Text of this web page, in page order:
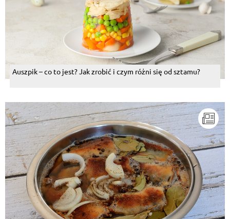
Auszpik – co to jest? Jak zrobić i czym różni się od sztamu?